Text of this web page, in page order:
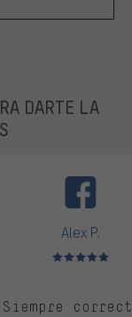
DARTE LA
Alex P.
Valoración
Siempre